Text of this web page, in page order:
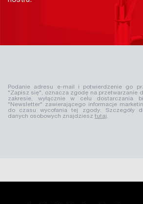
Podanie adresu e-mail i potwierdzenie go
"Zapisz się", oznacza zgodę na przetwarzanie
zakresie, wyłącznie w celu dostarczania
"Newsletter" zawierającego informacje
do czasu wycofania tej zgody. Szczegóły
danych osobowych znajdziesz tutaj.